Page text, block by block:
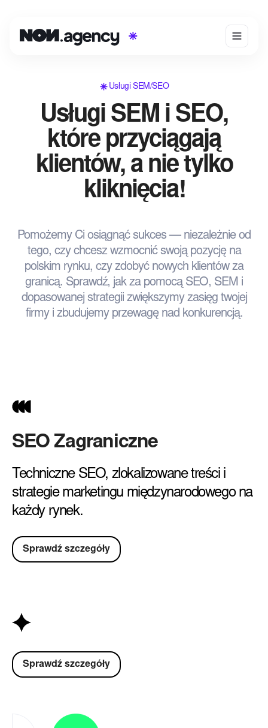
Usługi SEM/SEO
Usługi SEM i SEO,
które przyciągają
klientów, a nie tylko
kliknięcia!
Pomożemy Ci osiągnąć sukces — niezależnie od
tego, czy chcesz wzmocnić swoją pozycję na
polskim rynku, czy zdobyć nowych klientów za
granicą. Sprawdź, jak za pomocą SEO, SEM i
dopasowanej strategii zwiększymy zasięg twojej
firmy i zbudujemy przewagę nad konkurencją.
SEO Zagraniczne
Techniczne SEO, zlokalizowane treści i
strategie marketingu międzynarodowego na
każdy rynek.
Sprawdź szczegóły
Sprawdź szczegóły